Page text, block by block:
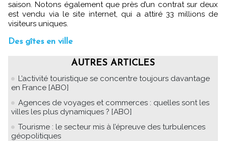
saison. Notons également que près d’un contrat sur deux
est vendu via le site internet, qui a attiré 33 millions de
visiteurs uniques.
Des gîtes en ville
AUTRES ARTICLES
L’activité touristique se concentre toujours davantage
en France [ABO]
Agences de voyages et commerces : quelles sont les
villes les plus dynamiques ? [ABO]
Tourisme : le secteur mis à l’épreuve des turbulences
géopolitiques